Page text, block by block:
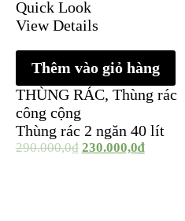
Quick Look
View Details
Thêm vào giỏ hàng
THÙNG RÁC, Thùng rác
công cộng
Thùng rác 2 ngăn 40 lít
290.000,0₫ 230.000,0₫